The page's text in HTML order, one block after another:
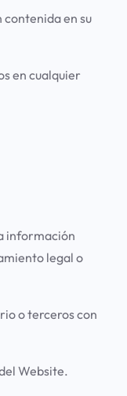
en su
en cualquier
información
legal o
o terceros con
Website.